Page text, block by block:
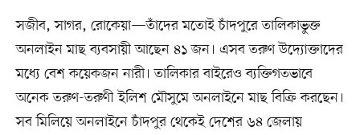
সজীব, সাগর, রোকেয়া—তাঁদের মতোই চাঁদপুরে তালিকাভুক্ত
অনলাইন মাছ ব্যবসায়ী আছেন ৪১ জন। এসব তরুণ উদ্যোক্তাদের
মধ্যে বেশ কয়েকজন নারী। তালিকার বাইরেও ব্যক্তিগতভাবে
অনেক তরুণ-তরুণী ইলিশ মৌসুমে অনলাইনে মাছ বিক্রি করছেন।
সব মিলিয়ে অনলাইনে চাঁদপুর থেকেই দেশের ৬৪ জেলায়